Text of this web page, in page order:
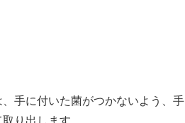
手に付いた菌がつかないよう、手
り出します。